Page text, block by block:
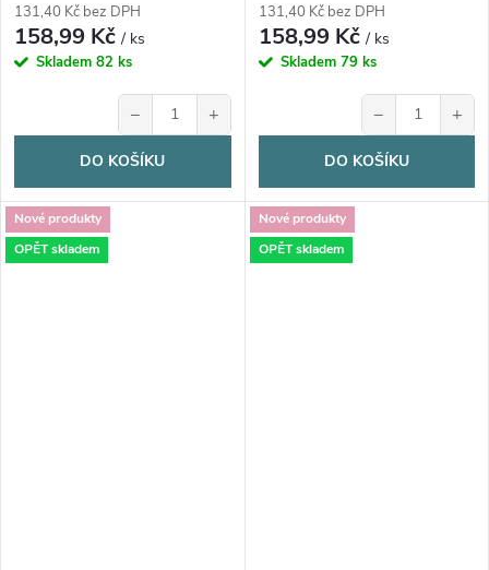
131,40 Kč bez DPH
158,99 Kč/ ks
Skladem 82 ks
− +
DO KOŠÍKU
131,40 Kč bez DPH
158,99 Kč/ ks
Skladem 79 ks
− +
DO KOŠÍKU
Nové produkty
OPĚT skladem
Nové produkty
OPĚT skladem